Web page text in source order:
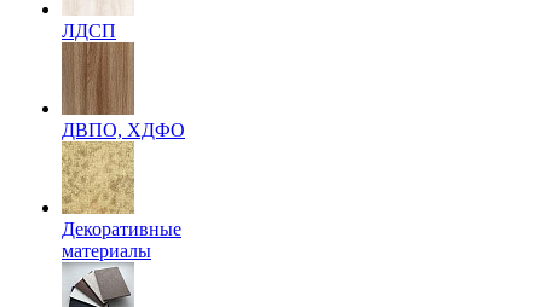
ЛДСП
ДВПО, ХДФО
Декоративные
материалы